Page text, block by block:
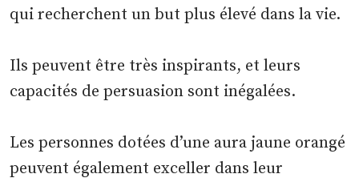
qui recherchent un but plus élevé dans la vie.
Ils peuvent être très inspirants, et leurs
capacités de persuasion sont inégalées.
Les personnes dotées d’une aura jaune orangé
peuvent également exceller dans leur